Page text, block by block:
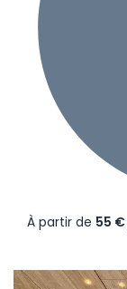
À partir de 55 €